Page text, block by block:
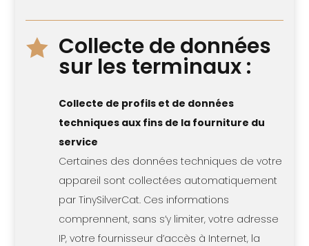
 Collecte de données
sur les terminaux :
Collecte de profils et de données
techniques aux fins de la fourniture du
service
Certaines des données techniques de votre
appareil sont collectées automatiquement
par TinySilverCat. Ces informations
comprennent, sans s’y limiter, votre adresse
IP, votre fournisseur d’accès à Internet, la